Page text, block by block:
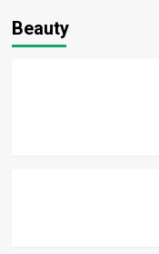
Beauty